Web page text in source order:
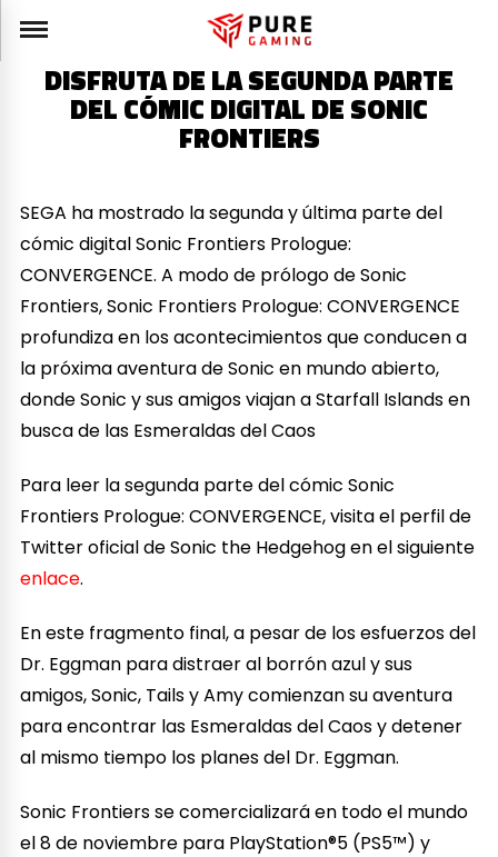
DISFRUTA DE LA SEGUNDA PARTE
DEL CÓMIC DIGITAL DE SONIC
FRONTIERS
SEGA ha mostrado la segunda y última parte del
cómic digital Sonic Frontiers Prologue:
CONVERGENCE. A modo de prólogo de Sonic
Frontiers, Sonic Frontiers Prologue: CONVERGENCE
profundiza en los acontecimientos que conducen a
la próxima aventura de Sonic en mundo abierto,
donde Sonic y sus amigos viajan a Starfall Islands en
busca de las Esmeraldas del Caos
Para leer la segunda parte del cómic Sonic
Frontiers Prologue: CONVERGENCE, visita el perfil de
Twitter oficial de Sonic the Hedgehog en el siguiente
enlace.
En este fragmento final, a pesar de los esfuerzos del
Dr. Eggman para distraer al borrón azul y sus
amigos, Sonic, Tails y Amy comienzan su aventura
para encontrar las Esmeraldas del Caos y detener
al mismo tiempo los planes del Dr. Eggman.
Sonic Frontiers se comercializará en todo el mundo
el 8 de noviembre para PlayStation®5 (PS5™) y